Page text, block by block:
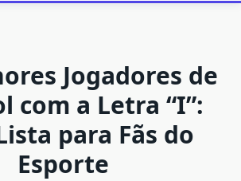
Jogadores de
com a Letra “I”:
para Fãs do
Esporte